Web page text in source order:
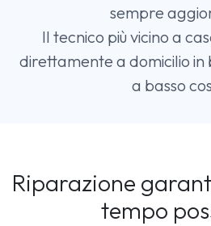
sempre
Il tecnico più vicino a
direttamente a domicilio in
a basso
Riparazione
tempo